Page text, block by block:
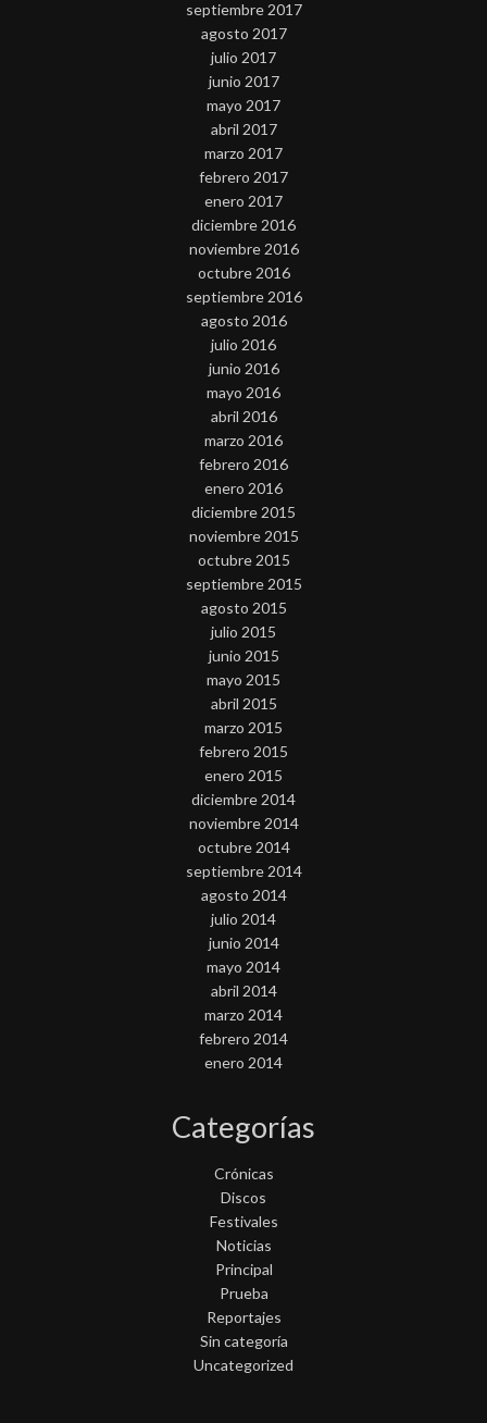
septiembre 2017
agosto 2017
julio 2017
junio 2017
mayo 2017
abril 2017
marzo 2017
febrero 2017
enero 2017
diciembre 2016
noviembre 2016
octubre 2016
septiembre 2016
agosto 2016
julio 2016
junio 2016
mayo 2016
abril 2016
marzo 2016
febrero 2016
enero 2016
diciembre 2015
noviembre 2015
octubre 2015
septiembre 2015
agosto 2015
julio 2015
junio 2015
mayo 2015
abril 2015
marzo 2015
febrero 2015
enero 2015
diciembre 2014
noviembre 2014
octubre 2014
septiembre 2014
agosto 2014
julio 2014
junio 2014
mayo 2014
abril 2014
marzo 2014
febrero 2014
enero 2014
Categorías
Crónicas
Discos
Festivales
Noticias
Principal
Prueba
Reportajes
Sin categoría
Uncategorized